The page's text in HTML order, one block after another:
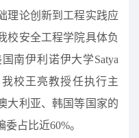
理论创新到工程实践应
校安全工程学院具体负
南伊利诺伊大学Satya
校王亮教授任执行主
大利亚、韩国等国家的
占比近60%。